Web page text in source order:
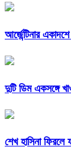
আর্জেন্টিনার
দুটি ডিম একসঙ্গে
শেখ হাসিনা